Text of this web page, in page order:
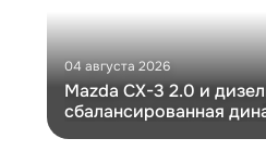
04 августа 2026
Mazda CX-3 2.0 и
сбалансированная